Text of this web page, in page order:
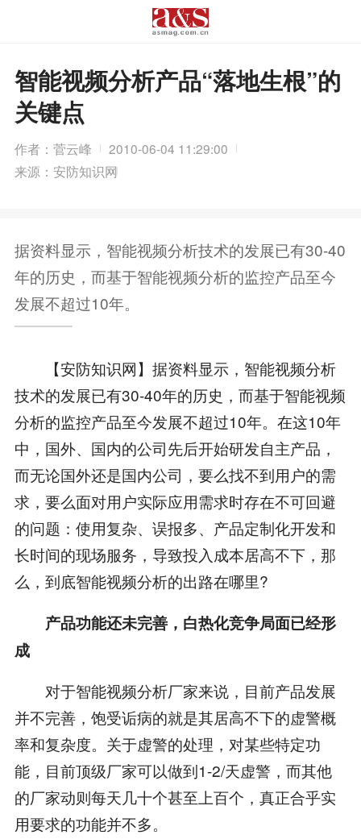
智能视频分析产品“落地生根”的
关键点
作者：菅云峰
2010-06-04 11:29:00
来源：安防知识网
据资料显示，智能视频分析技术的发展已有30-40
年的历史，而基于智能视频分析的监控产品至今
发展不超过10年。
【安防知识网】据资料显示，智能视频分析
技术的发展已有30-40年的历史，而基于智能视频
分析的监控产品至今发展不超过10年。在这10年
中，国外、国内的公司先后开始研发自主产品，
而无论国外还是国内公司，要么找不到用户的需
求，要么面对用户实际应用需求时存在不可回避
的问题：使用复杂、误报多、产品定制化开发和
长时间的现场服务，导致投入成本居高不下，那
么，到底智能视频分析的出路在哪里?
产品功能还未完善，白热化竞争局面已经形
成
对于智能视频分析厂家来说，目前产品发展
并不完善，饱受诟病的就是其居高不下的虚警概
率和复杂度。关于虚警的处理，对某些特定功
能，目前顶级厂家可以做到1-2/天虚警，而其他
的厂家动则每天几十个甚至上百个，真正合乎实
用要求的功能并不多。